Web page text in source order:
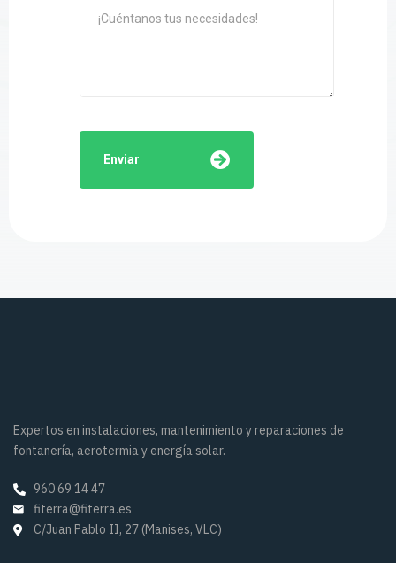
Enviar
Expertos en instalaciones, mantenimiento y reparaciones de
fontanería, aerotermia y energía solar.
960 69 14 47
fiterra@fiterra.es
C/Juan Pablo II, 27 (Manises, VLC)